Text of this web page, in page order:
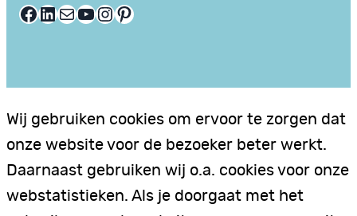
Facebook LinkedIn E-mail YouTube InstagramPinterest
Wij gebruiken cookies om ervoor te zorgen dat
onze website voor de bezoeker beter werkt.
Daarnaast gebruiken wij o.a. cookies voor onze
webstatistieken. Als je doorgaat met het